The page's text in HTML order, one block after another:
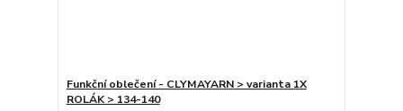
Funkční oblečení - CLYMAYARN > varianta 1X
ROLÁK > 134-140